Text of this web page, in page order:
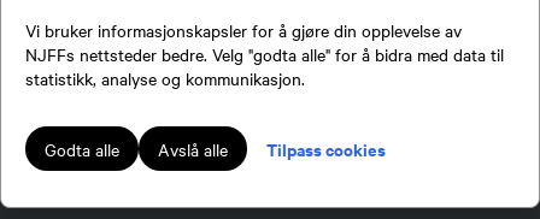
Vi bruker informasjonskapsler for å gjøre din opplevelse av
NJFFs nettsteder bedre. Velg "godta alle" for å bidra med data til
statistikk, analyse og kommunikasjon.
Godta alle Avslå alle Tilpass cookies
jegere og sportsfiskere og et av de viktigste miljøene for formidling av kunnskap om jakt og
fiske i Norge. Vi er en partipolitisk nøytral organisasjon, men har et sterkt jakt-, fiske-, og
naturpolitisk engasjement i mange saker.
Lokalforeninger tilsluttet Norges Jeger- og Fiskerforbund har ansvar for innhold de
publiserer på njff.no.